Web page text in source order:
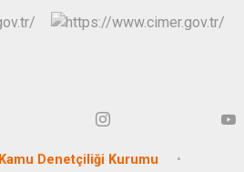
Kamu Denetçiliği Kurumu